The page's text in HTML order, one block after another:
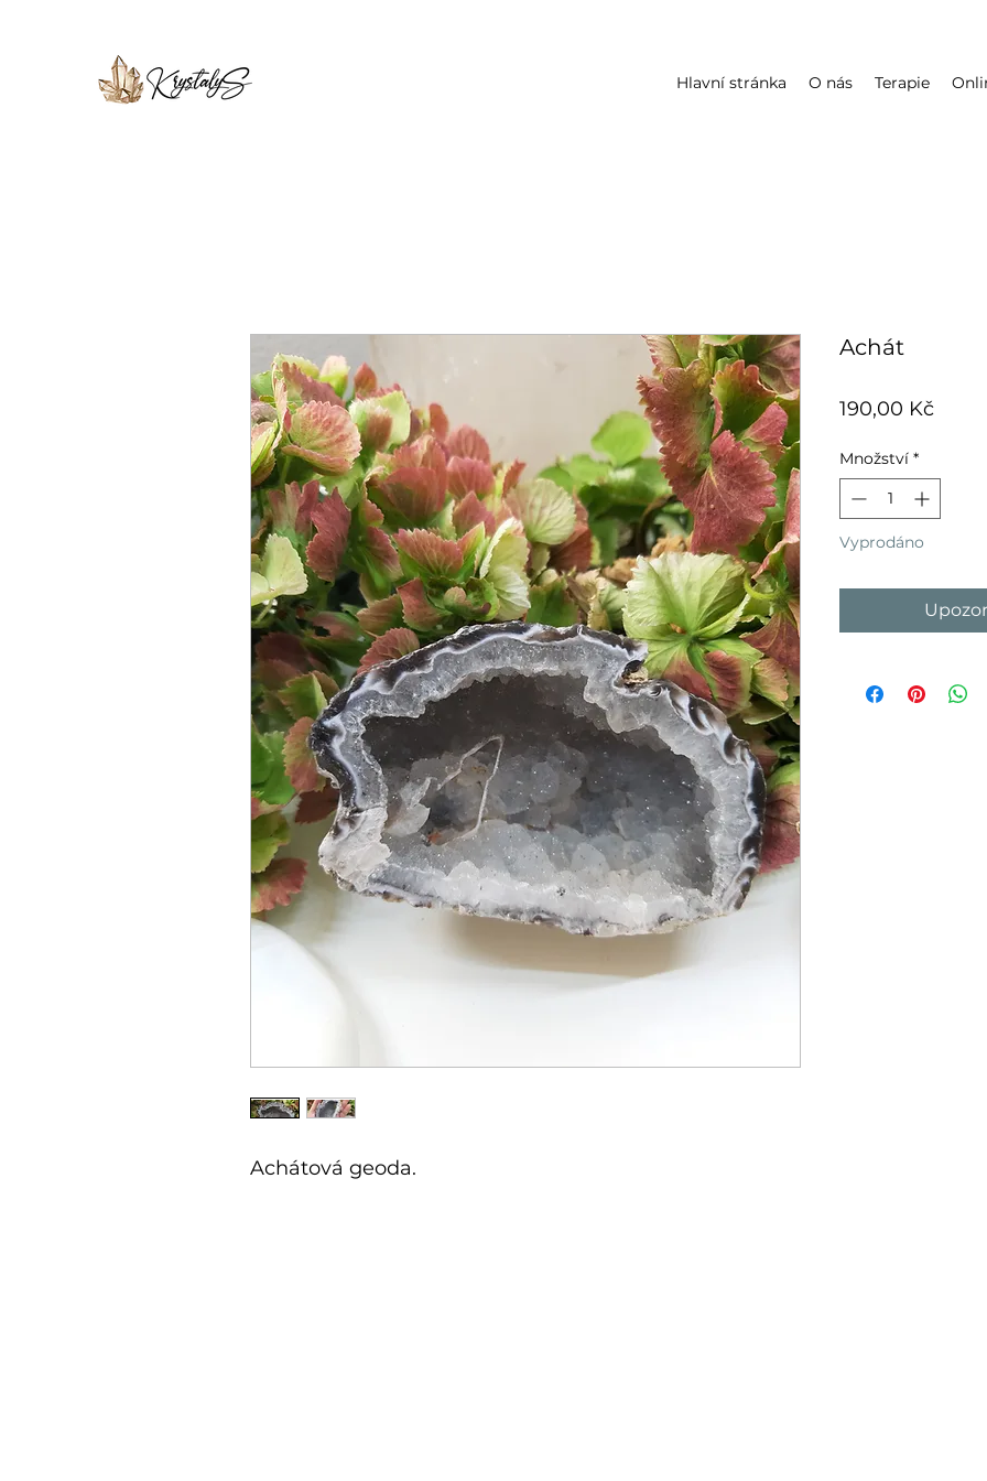
Hlavní stránka O nás Terapie
Achátová geoda.
Achát
190,00 KčCena
Množství *
Vyprodáno